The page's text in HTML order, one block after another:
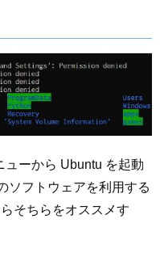
ーから Ubuntu を起動
ソフトウェアを利用する
そちらをオススメす